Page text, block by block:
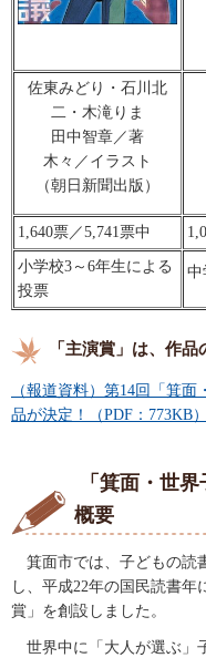
佐東みどり・石川北
二・木滝りま
田中智章／著
木々／イラスト
（朝日新聞出版）
1,640票／5,741票中
小学校3～6年生による
投票
中
「主演賞」は、作品
（報道資料）第14回「箕
品が決定！（PDF：773KB）
「箕面・世
概要
箕面市では、子どもの読
し、平成22年の国民読書
賞」を創設しました。
世界中に「大人が選ぶ」